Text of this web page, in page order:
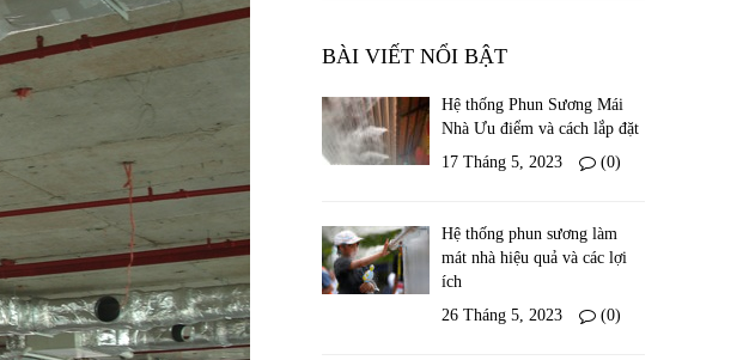
BÀI VIẾT NỔI BẬT
Hệ thống Phun Sương Mái
Nhà Ưu điểm và cách lắp đặt
17 Tháng 5, 2023
(0)
Hệ thống phun sương làm
mát nhà hiệu quả và các lợi
ích
26 Tháng 5, 2023
(0)